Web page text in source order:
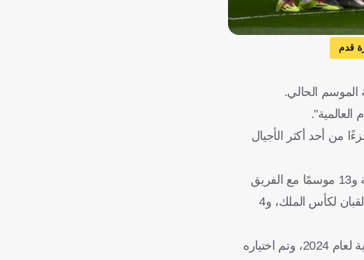
قدم
الموسم الحالي.
أبطال أوروبا، كما كان جزءًا من أحد أكثر الأجيال
وانضم كارفاخال إلى ريال مدريد عام 2002، ودافع عن قميص النادي لمدة 23 موسمًا، منها 10 سنوات في الفئات السنية و13 موسمًا مع الفريق
الأول، حقق خلالها 27 لقبًا: 6 دوري أبطال أوروبا، 6 كأس العالم للأندية، 5 كؤوس سوبر أوروبية، 4 ألقاب دوري إسباني، لقبان لكأس الملك، و4
وعلى المستوى الفردي، تواجد كارفاخال ضمن التشكيلة المثالية لـFIFPro لعام 2024، كما دخل تشكيلة "ذا بيست" المثالية لعام 2024، وتم اختياره